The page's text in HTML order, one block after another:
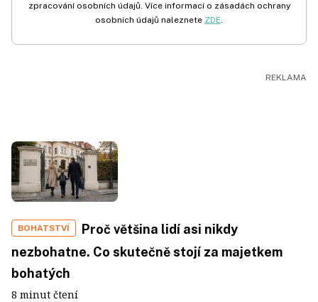
zpracování osobních údajů. Více informací o zásadách ochrany
osobních údajů naleznete ZDE.
BOHATSTVÍ
Proč většina lidí asi nikdy
nezbohatne. Co skutečně stojí za majetkem
bohatých
8 minut čtení